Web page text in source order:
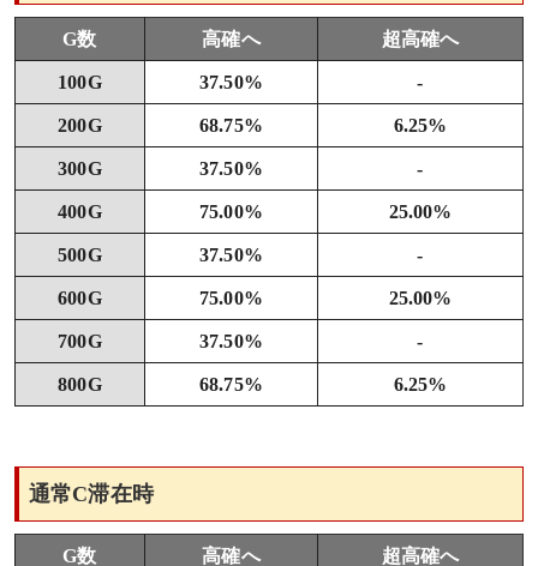
G数 高確へ 超高確へ
100G 37.50% -
200G 68.75% 6.25%
300G 37.50% -
400G 75.00% 25.00%
500G 37.50% -
600G 75.00% 25.00%
700G 37.50% -
800G 68.75% 6.25%
通常C滞在時
G数 高確へ 超高確へ